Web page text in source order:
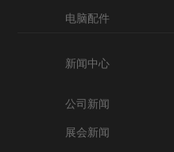
电脑配件
新闻中心
公司新闻
展会新闻